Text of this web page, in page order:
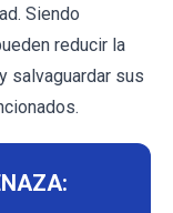
Siendo
reducir la
salvaguardar sus